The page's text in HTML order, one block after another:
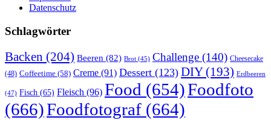
Datenschutz
Schlagwörter
Backen (204) Beeren (82) Brot (45) Challenge (140) Cheesecake
(48) Coffeetime (58) Creme (91) Dessert (123) DIY(193) Erdbeeren
(47) Fisch (65) Fleisch (96) Food (654)Foodfoto
(666)Foodfotograf (664)